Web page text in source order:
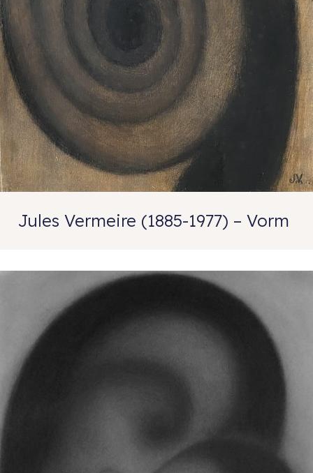
Jules Vermeire (1885-1977) – Vorm